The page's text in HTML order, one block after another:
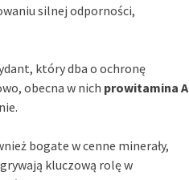
silnej odporności,
który dba o ochronę
obecna w nich prowitamina A
bogate w cenne minerały,
kluczową rolę w